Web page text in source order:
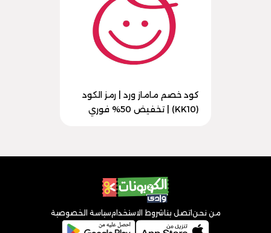
كود خصم ماماز ورد | رمز الكود
(KK10) | تخفيض 50% فوري
من نحن اتصل بنا شروط الاستخدامسياسة الخصوصية